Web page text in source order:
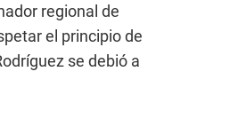
regional de
el principio de
se debió a